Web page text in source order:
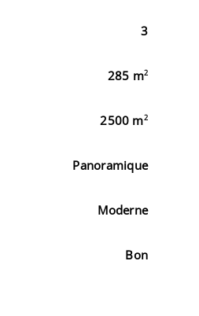
3
285 m2
2500 m2
Panoramique
Moderne
Bon